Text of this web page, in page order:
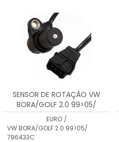
SENSOR DE ROTAÇÃO VW
BORA/GOLF 2.0 99>05/
796433C
EURO /
VW BORA/GOLF 2.0 99>05/
796433C